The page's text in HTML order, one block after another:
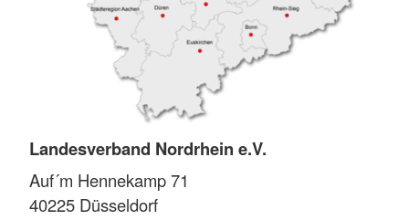
Landesverband Nordrhein e.V.
Auf´m Hennekamp 71
40225 Düsseldorf